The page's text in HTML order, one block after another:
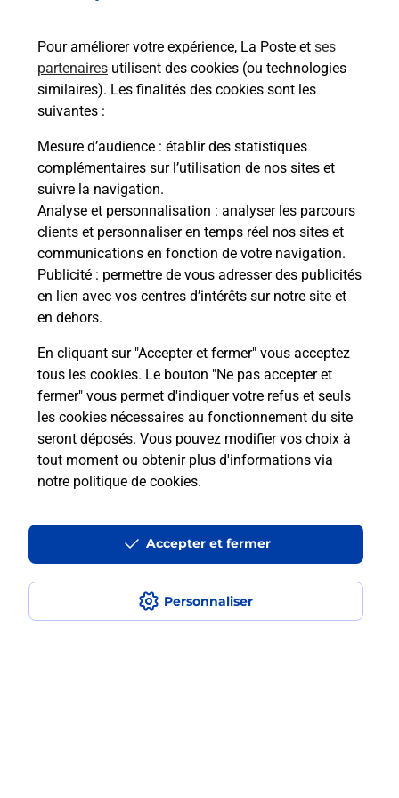
Pour améliorer votre expérience, La Poste et ses
partenaires utilisent des cookies (ou technologies
similaires). Les finalités des cookies sont les
suivantes :
Mesure d’audience : établir des statistiques
complémentaires sur l’utilisation de nos sites et
suivre la navigation.
Analyse et personnalisation : analyser les parcours
clients et personnaliser en temps réel nos sites et
communications en fonction de votre navigation.
Publicité : permettre de vous adresser des publicités
en lien avec vos centres d’intérêts sur notre site et
en dehors.
En cliquant sur "Accepter et fermer" vous acceptez
tous les cookies. Le bouton "Ne pas accepter et
fermer" vous permet d'indiquer votre refus et seuls
les cookies nécessaires au fonctionnement du site
seront déposés. Vous pouvez modifier vos choix à
tout moment ou obtenir plus d'informations via
notre politique de cookies.
Personnaliser
Accepter et fermer
Acheter un iPhone neuf ou reconditionné
Vous recherchez un smartphone pas cher proche
de chez vous ? Découvrez notre offre de
téléphones iPhone Apple dans vos bureaux de
Poste à DEOLS (36130) !
En savoir plus
Questions fréquemment posées
Comment retourner un colis acheté
en ligne depuis votre boîte aux lettres
Comment envoyer un colis ou faire un
retour chez un e-commerçant sans se
déplacer ?